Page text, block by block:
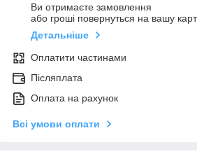
Ви отримаєте замовлення
або гроші повернуться на вашу
Детальніше
Оплатити частинами
Післяплата
Оплата на рахунок
Всі умови оплати